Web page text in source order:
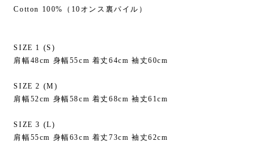
Cotton 100%（10オンス裏パイル）
SIZE 1 (S)
肩幅48cm 身幅55cm 着丈64cm 袖丈60cm
SIZE 2 (M)
肩幅52cm 身幅58cm 着丈68cm 袖丈61cm
SIZE 3 (L)
肩幅55cm 身幅63cm 着丈73cm 袖丈62cm